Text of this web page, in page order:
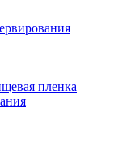
пленка